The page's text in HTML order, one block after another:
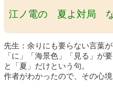
江ノ電の 夏よ対局 な
先生：余りにも要らない言葉が
「に」「海景色」「見る」が
と「夏」だけという句。
作者がわかったので、その心